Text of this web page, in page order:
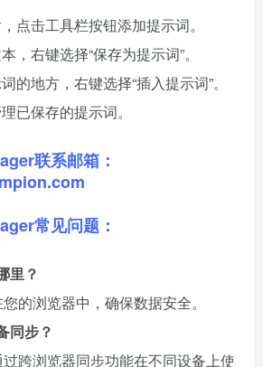
点击工具栏按钮添加提示词。
，右键选择“保存为提示词”。
的地方，右键选择“插入提示词”。
已保存的提示词。
联系邮箱：
常见问题：
里？
的浏览器中，确保数据安全。
同步？
跨浏览器同步功能在不同设备上使